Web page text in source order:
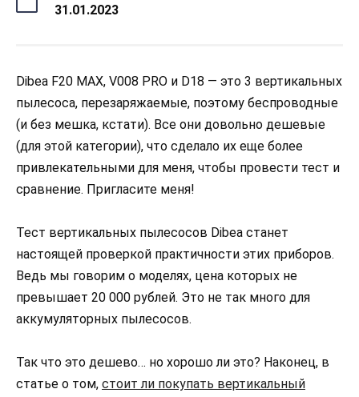
31.01.2023
Dibea F20 MAX, V008 PRO и D18 — это 3 вертикальных
пылесоса, перезаряжаемые, поэтому беспроводные
(и без мешка, кстати). Все они довольно дешевые
(для этой категории), что сделало их еще более
привлекательными для меня, чтобы провести тест и
сравнение. Пригласите меня!
Тест вертикальных пылесосов Dibea станет
настоящей проверкой практичности этих приборов.
Ведь мы говорим о моделях, цена которых не
превышает 20 000 рублей. Это не так много для
аккумуляторных пылесосов.
Так что это дешево… но хорошо ли это? Наконец, в
статье о том, стоит ли покупать вертикальный